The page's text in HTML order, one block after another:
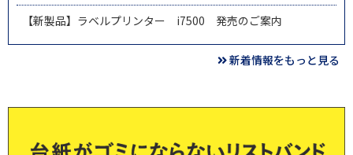
【新製品】ラベルプリンター i7500 発売のご案内
新着情報をもっと見る